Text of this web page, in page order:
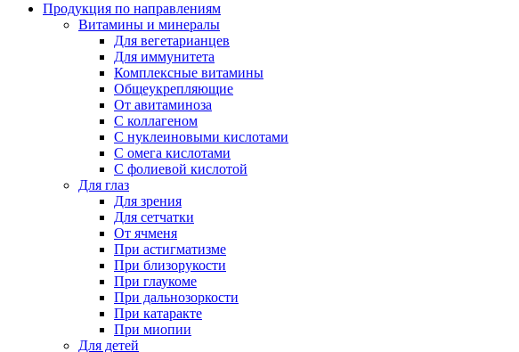
Продукция по направлениям
Витамины и минералы
Для вегетарианцев
Для иммунитета
Комплексные витамины
Общеукрепляющие
От авитаминоза
С коллагеном
С нуклеиновыми кислотами
С омега кислотами
С фолиевой кислотой
Для глаз
Для зрения
Для сетчатки
От ячменя
При астигматизме
При близорукости
При глаукоме
При дальнозоркости
При катаракте
При миопии
Для детей